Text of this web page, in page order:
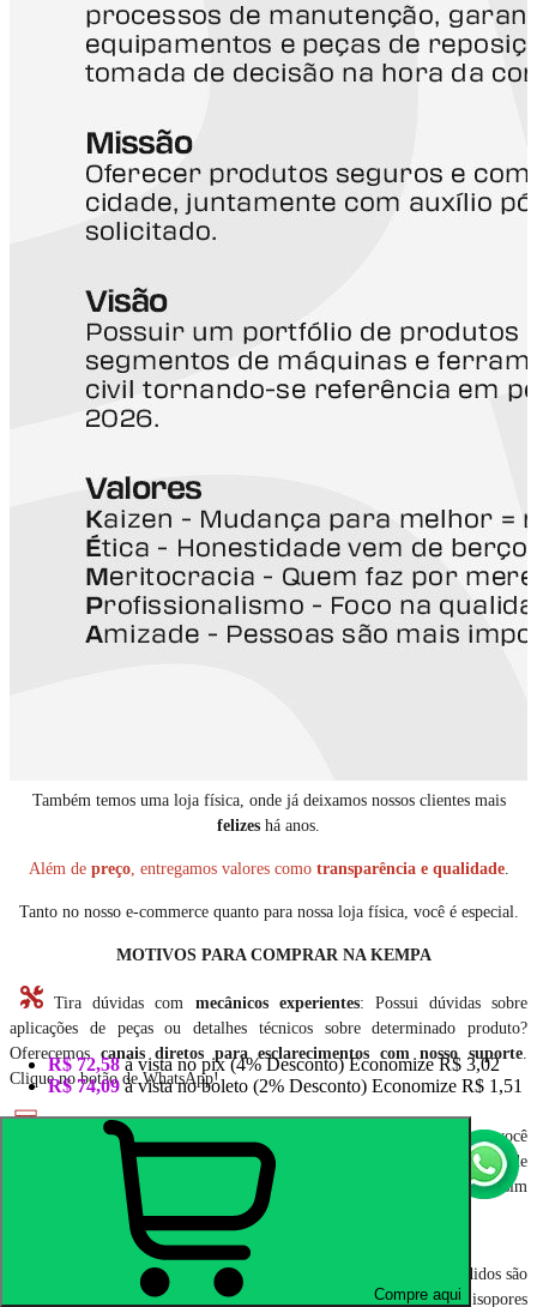
Também temos uma loja física, onde já deixamos nossos clientes mais
felizes há anos.
Além de preço, entregamos valores como transparência e qualidade.
Tanto no nosso e-commerce quanto para nossa loja física, você é especial.
MOTIVOS PARA COMPRAR NA KEMPA
Tira dúvidas com mecânicos experientes: Possui dúvidas sobre
aplicações de peças ou detalhes técnicos sobre determinado produto?
Oferecemos canais diretos para esclarecimentos com nosso suporte
Clique no botão de WhatsApp!
Possuímos loja física!
Todos os equipamentos e peças que você
encontra no site, são comercializados também em nossa loja física, onde
todos os componentes são testados e aprovados na prática, por clientes assim
exatamente conforme anunciado
. Todos os pedidos são
melhor e mais compacta forma possível. Plásticos, isopores
R$ 72,58à vista no pix(4% Desconto)Economize R$ 3,02
R$ 74,09à vista no boleto (2% Desconto) Economize R$ 1,51
Compre aqui